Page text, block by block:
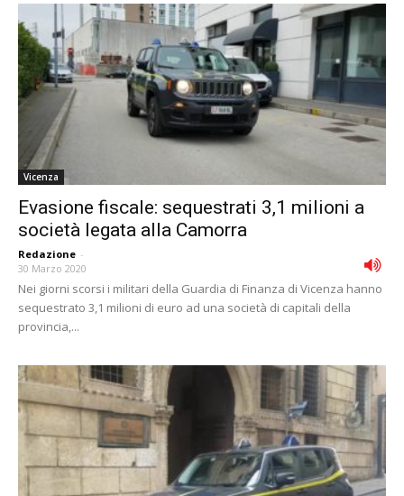
Vicenza
Evasione fiscale: sequestrati 3,1 milioni a
società legata alla Camorra
Redazione -
30 Marzo 2020
Nei giorni scorsi i militari della Guardia di Finanza di Vicenza hanno
sequestrato 3,1 milioni di euro ad una società di capitali della
provincia,...